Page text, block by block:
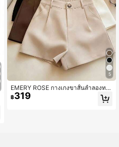
5
EMERY ROSE กางเกงขาสั้นลำลองทรง
หลวมสำหรับผู้หญิงไซส์ใหญ่
฿319